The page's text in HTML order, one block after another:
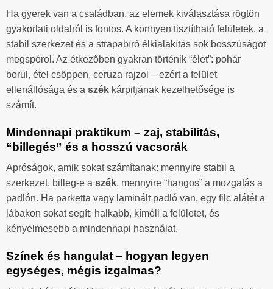
Ha gyerek van a családban, az elemek kiválasztása rögtön
gyakorlati oldalról is fontos. A könnyen tisztítható felületek, a
stabil szerkezet és a strapabíró élkialakítás sok bosszúságot
megspórol. Az étkezőben gyakran történik “élet”: pohár
borul, étel csöppen, ceruza rajzol – ezért a felület
ellenállósága és a szék kárpitjának kezelhetősége is
számít.
Mindennapi praktikum – zaj, stabilitás,
“billegés” és a hosszú vacsorák
Apróságok, amik sokat számítanak: mennyire stabil a
szerkezet, billeg-e a szék, mennyire “hangos” a mozgatás a
padlón. Ha parketta vagy laminált padló van, egy filc alátét a
lábakon sokat segít: halkabb, kíméli a felületet, és
kényelmesebb a mindennapi használat.
Színek és hangulat – hogyan legyen
egységes, mégis izgalmas?